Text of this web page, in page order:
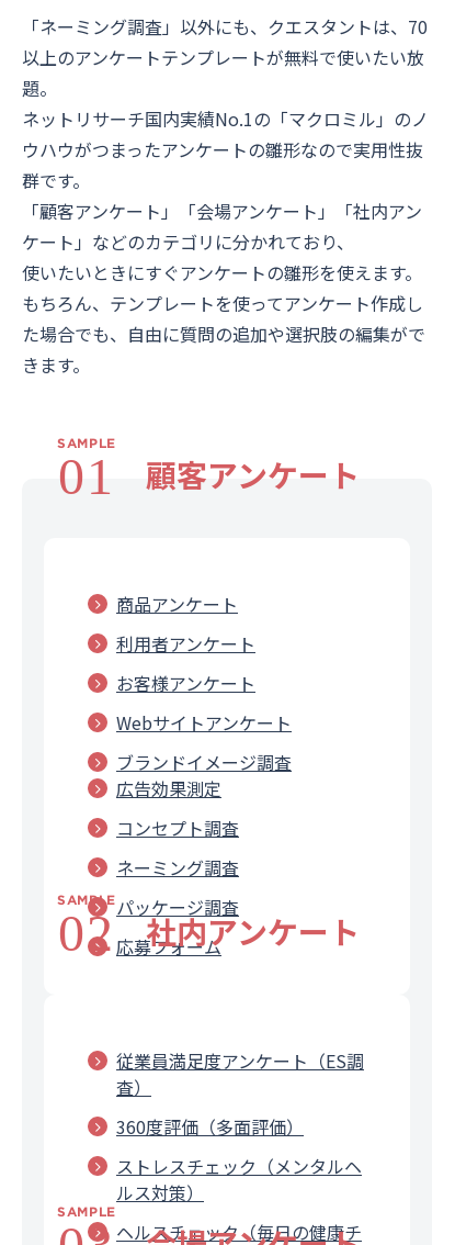
「ネーミング調査」以外にも、クエスタントは、70
以上のアンケートテンプレートが無料で使いたい放
題。
ネットリサーチ国内実績No.1の「マクロミル」のノ
ウハウがつまったアンケートの雛形なので実用性抜
群です。
「顧客アンケート」「会場アンケート」「社内アン
ケート」などのカテゴリに分かれており、
使いたいときにすぐアンケートの雛形を使えます。
もちろん、テンプレートを使ってアンケート作成し
た場合でも、自由に質問の追加や選択肢の編集がで
きます。
SAMPLE
01 顧客アンケート
商品アンケート
利用者アンケート
お客様アンケート
Webサイトアンケート
ブランドイメージ調査
広告効果測定
コンセプト調査
ネーミング調査
パッケージ調査
応募フォーム
SAMPLE
02 社内アンケート
従業員満足度アンケート（ES調
査）
360度評価（多面評価）
ストレスチェック（メンタルヘ
ルス対策）
ヘルスチェック（毎日の健康チ
SAMPLE